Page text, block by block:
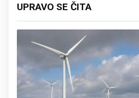
UPRAVO SE ČITA